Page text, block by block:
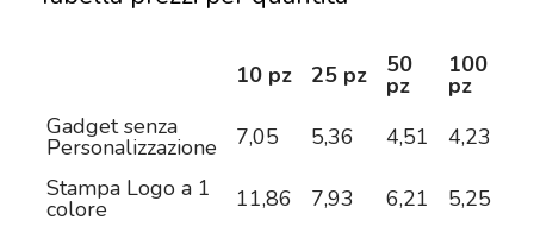
10 pz 25 pz 50
pz
100
pz
Gadget senza
Personalizzazione 7,05 5,36 4,51 4,23
Stampa Logo a 1
colore 11,86 7,93 6,21 5,25